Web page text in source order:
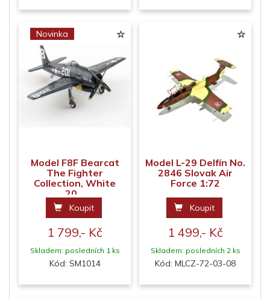
Novinka
Model F8F Bearcat
The Fighter
Collection, White
20...
Koupit
1 799,- Kč
Skladem: posledních 1 ks
Kód: SM1014
Model L-29 Delfín No.
2846 Slovak Air
Force 1:72
Koupit
1 499,- Kč
Skladem: posledních 2 ks
Kód: MLCZ-72-03-08